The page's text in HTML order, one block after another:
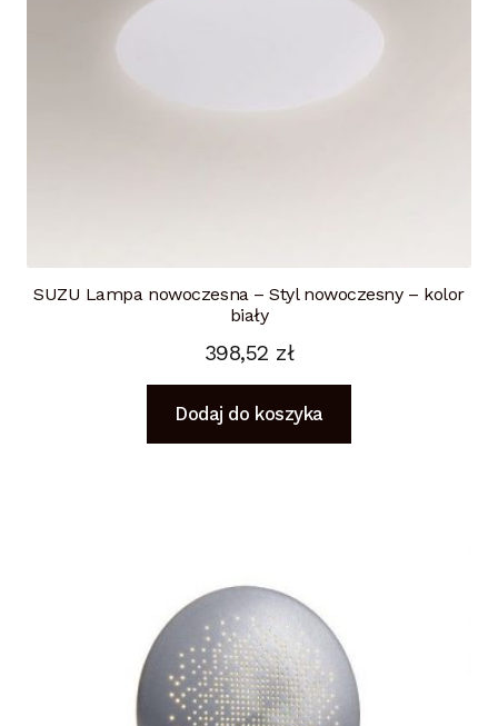
SUZU Lampa nowoczesna – Styl nowoczesny – kolor
biały
398,52 zł
Dodaj do koszyka